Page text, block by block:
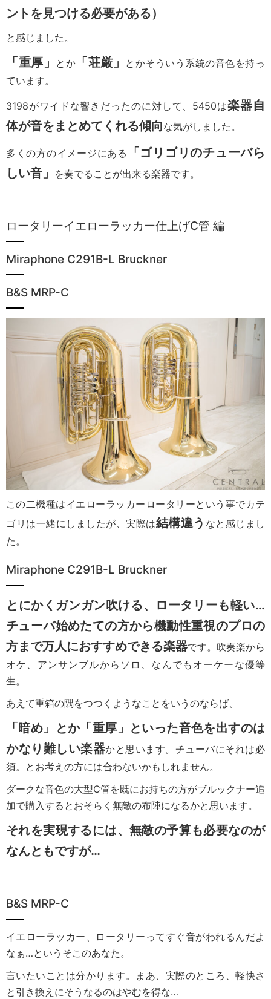
ントを見つける必要がある）
と感じました。
「重厚」 とか 「荘厳」
とかそういう系統の音色を持っ
ています。
3198がワイドな響きだったのに対して、5450は楽器自
体が音をまとめてくれる傾向な気がしました。
多くの方のイメージにある
「ゴリゴリのチューバら
しい音」
を奏でることが出来る楽器です。
ロータリーイエローラッカー仕上げC管 編
Miraphone C291B-L Bruckner
B&S MRP-C
この二機種はイエローラッカーロータリーという事でカテ
ゴリは一緒にしましたが、実際は結構違う なと感じまし
た。
Miraphone C291B-L Bruckner
とにかくガンガン吹ける、ロータリーも軽い…
チューバ始めたての方から機動性重視のプロの
方まで万人におすすめできる楽器です。吹奏楽から
オケ、アンサンブルからソロ、なんでもオーケーな優等
生。
あえて重箱の隅をつつくようなことをいうのならば、
「暗め」とか「重厚」といった音色を出すのは
かなり難しい楽器かと思います。チューバにそれは必
須。とお考えの方には合わないかもしれません。
ダークな音色の大型C管を既にお持ちの方がブルックナー追
加で購入するとおそらく無敵の布陣になるかと思います。
それを実現するには、無敵の予算も必要なのが
なんともですが…
B&S MRP-C
イエローラッカー、ロータリーってすぐ音がわれるんだよ
なぁ…というそこのあなた。
言いたいことは分かります。まあ、実際のところ、軽快さ
と引き換えにそうなるのはやむを得な…